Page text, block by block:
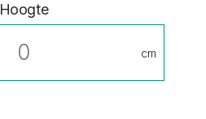
Hoogte
cm